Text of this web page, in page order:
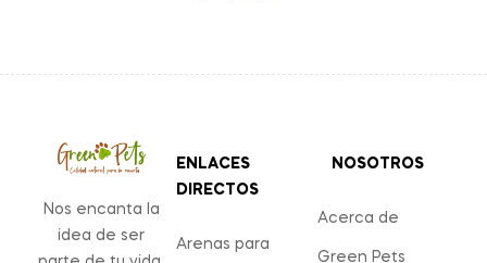
Nos encanta la
idea de ser
ENLACES
DIRECTOS
Arenas para
NOSOTROS
Acerca de
Green Pets